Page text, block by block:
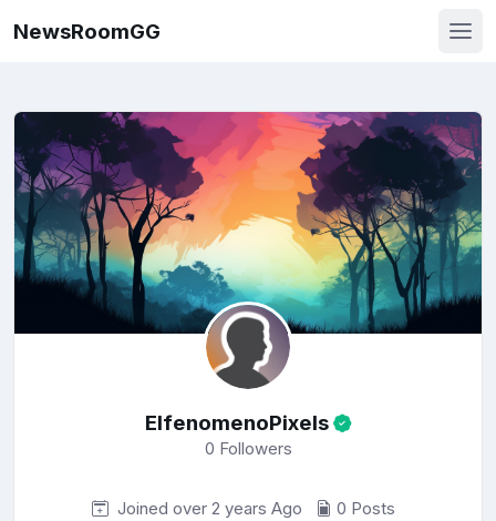
NewsRoomGG
ElfenomenoPixels
0 Followers
Joined over 2 years Ago
0 Posts